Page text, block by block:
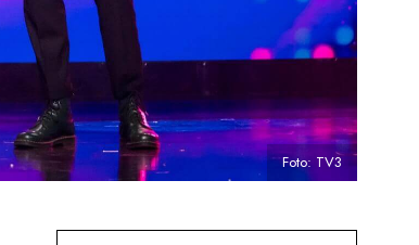
Foto: TV3